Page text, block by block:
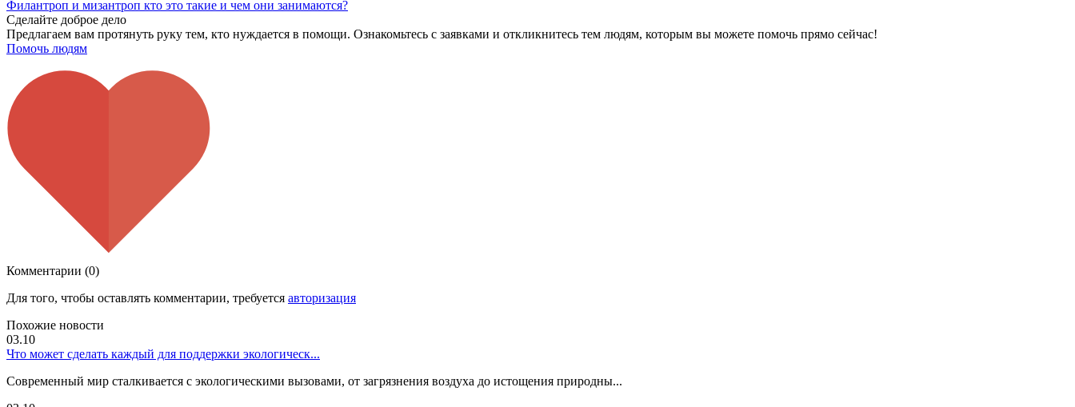
Филантроп и мизантроп кто это такие и чем они занимаются?
Сделайте доброе дело
Предлагаем вам протянуть руку тем, кто нуждается в помощи. Ознакомьтесь с заявками и откликнитесь тем людям, которым вы можете помочь прямо сейчас!
Помочь людям
Комментарии (0)
Для того, чтобы оставлять комментарии, требуется авторизация
Похожие новости
03.10
Что может сделать каждый для поддержки экологическ...
Современный мир сталкивается с экологическими вызовами, от загрязнения воздуха до истощения природны...